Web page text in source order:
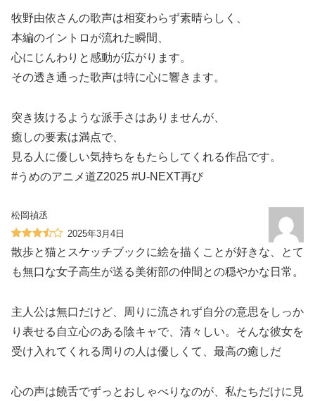
牧野由依さんの歌声は相変わらず素晴らしく、
本編のイントロが流れた瞬間、
心にじんわりと感動が広がります。
その透き通った歌声は特に心に響きます。
突き抜けるような派手さはありませんが、
癒しの要素は満点で、
見る人に優しい気持ちをもたらしてくれる作品です。
#うめのアニメ道Z2025 #U-NEXT再び
松岡禎丞
2025年3月4日
散歩と猫とスケッチブックに絵を描くことが好きな、とて
も無口な女子高生が送る美術部の仲間との穏やかな日常。
主人公は無口だけど、周りに流されず自分の意思をしっか
り表せる自立心のある陰キャで、清々しい。そんな彼女を
受け入れてくれる周りの人は優しくて、最高の癒しだ
心の声は饒舌でずっとおしゃべりなのが、私たちだけに見